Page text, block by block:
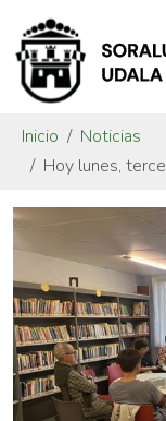
Inicio
Noticias
Hoy lunes,